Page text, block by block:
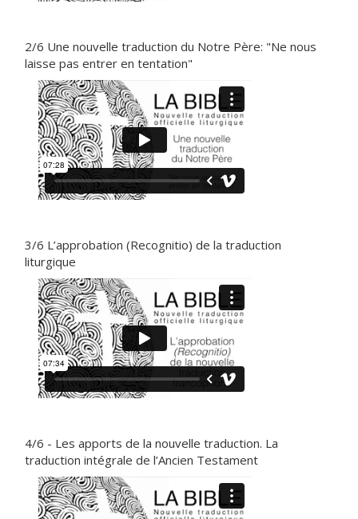
2/6 Une nouvelle traduction du Notre Père: "Ne nous
laisse pas entrer en tentation"
3/6 L’approbation (Recognitio) de la traduction
liturgique
4/6 - Les apports de la nouvelle traduction. La
traduction intégrale de l’Ancien Testament